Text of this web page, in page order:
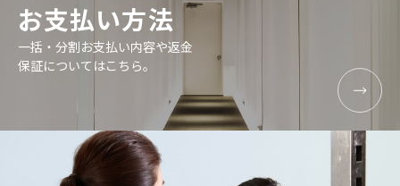
お支払い方法
一括・分割お支払い内容や返金
保証についてはこちら。